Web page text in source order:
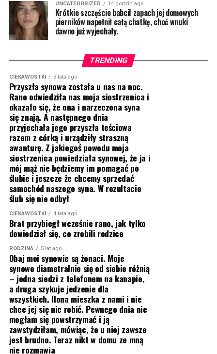
UNCATEGORIZED 14 godzin ago
Krótkie szczęście babciI zapach jej domowych
pierników napełnił całą chatkę, choć wnuki
dawno już wyjechały.
TRENDING
CIEKAWOSTKI 3 lata ago
Przyszła synowa została u nas na noc.
Rano odwiedziła nas moja siostrzenica i
okazało się, że ona i narzeczona syna
się znają. A następnego dnia
przyjechała jego przyszła teściowa
razem z córką i urządziły straszną
awanturę. Z jakiegoś powodu moja
siostrzenica powiedziała synowej, że ja i
mój mąż nie będziemy im pomagać po
ślubie i jeszcze że chcemy sprzedać
samochód naszego syna. W rezultacie
ślub się nie odbył
CIEKAWOSTKI 4 lata ago
Brat przybiegł wcześnie rano, jak tylko
dowiedział się, co zrobili rodzice
RODZINA 5 lat ago
Obaj moi synowie są żonaci. Moje
synowe diametralnie się od siebie różnią
– jedna siedzi z telefonem na kanapie,
a druga szykuje jedzenie dla
wszystkich. Ilona mieszka z nami i nie
chce jej się nic robić. Pewnego dnia nie
mogłam się powstrzymać i ją
zawstydziłam, mówiąc, że u niej zawsze
jest brudno. Teraz nikt w domu ze mną
nie rozmawia